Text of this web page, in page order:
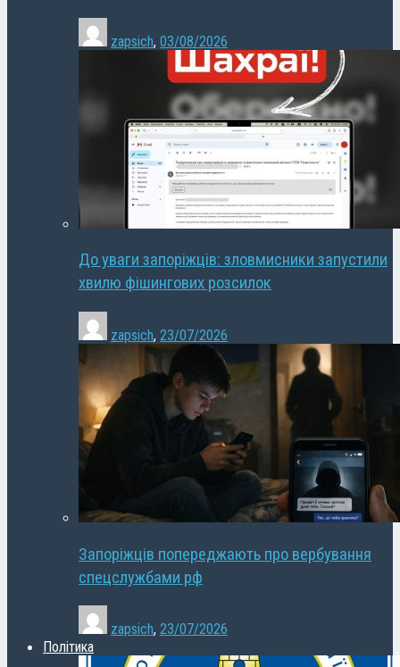
zapsich, 03/08/2026
До уваги запоріжців: зловмисники запустили
хвилю фішингових розсилок
zapsich, 23/07/2026
Запоріжців попереджають про вербування
спецслужбами рф
zapsich, 23/07/2026
Політика